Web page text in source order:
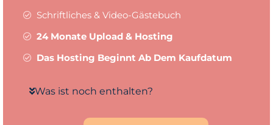
Schriftliches & Video-Gästebuch
24 Monate Upload & Hosting
Das Hosting Beginnt Ab Dem Kaufdatum
Was ist noch enthalten?